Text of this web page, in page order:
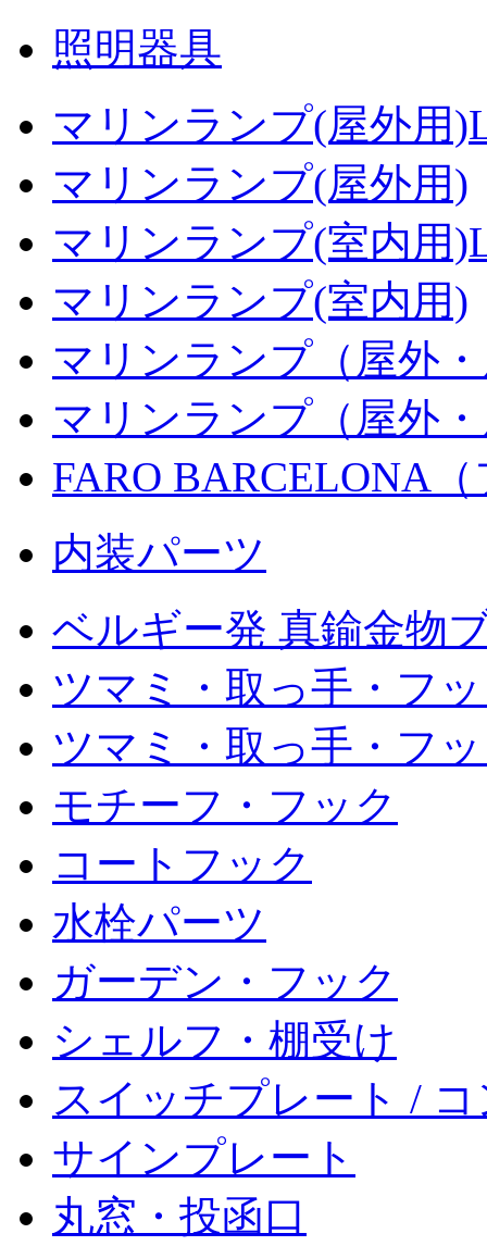
照明器具
マリンランプ(屋外用
マリンランプ(屋外用)
マリンランプ(室内用
マリンランプ(室内用)
マリンランプ（屋外
マリンランプ（屋外
FARO BARCELONA
内装パーツ
ベルギー発 真鍮金物
ツマミ・取っ手・フ
ツマミ・取っ手・フ
モチーフ・フック
コートフック
水栓パーツ
ガーデン・フック
シェルフ・棚受け
スイッチプレート /
サインプレート
丸窓・投函口